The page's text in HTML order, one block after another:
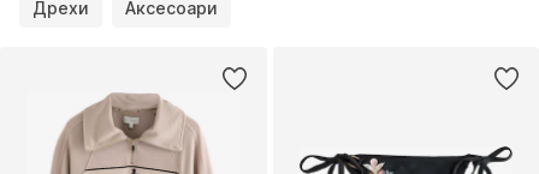
Дрехи Аксесоари